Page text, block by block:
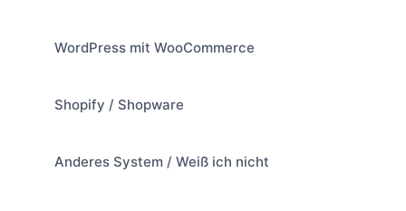
WordPress mit WooCommerce
Shopify / Shopware
Anderes System / Weiß ich nicht